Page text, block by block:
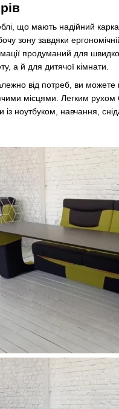
що мають надійний
зону завдяки
продуманий для
а й для дитячої кімнати.
від потреб, ви
місцями. Легким рухом
ноутбуком, навчання,